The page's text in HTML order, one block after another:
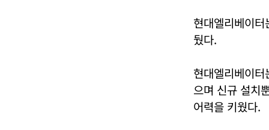
현대엘리베이
뒀다.
현대엘리베이
으며 신규 설치
어력을 키웠다.